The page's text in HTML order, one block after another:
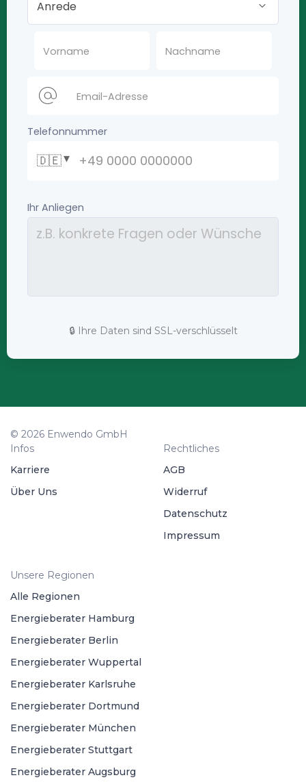
🔒 Ihre Daten sind SSL-verschlüsselt
© 2026 Enwendo GmbH
Infos
Karriere
Über Uns
Rechtliches
AGB
Widerruf
Datenschutz
Impressum
Unsere Regionen
Alle Regionen
Energieberater Hamburg
Energieberater Berlin
Energieberater Wuppertal
Energieberater Karlsruhe
Energieberater Dortmund
Energieberater München
Energieberater Stuttgart
Energieberater Augsburg